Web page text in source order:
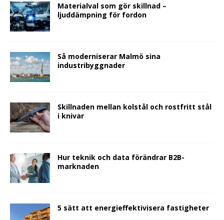
Materialval som gör skillnad –
ljuddämpning för fordon
Så moderniserar Malmö sina
industribyggnader
Skillnaden mellan kolstål och rostfritt stål
i knivar
Hur teknik och data förändrar B2B-
marknaden
5 sätt att energieffektivisera fastigheter